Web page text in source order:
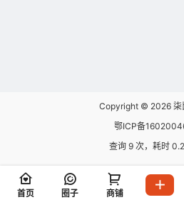
Copyright © 2026 柒
鄂ICP备
查询 9 次，耗时
首页 圈子 商铺